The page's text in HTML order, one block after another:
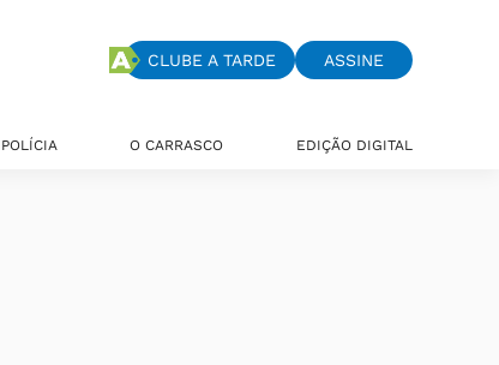
CLUBE A TARDE ASSINE
POLÍCIA O CARRASCO EDIÇÃO DIGITAL